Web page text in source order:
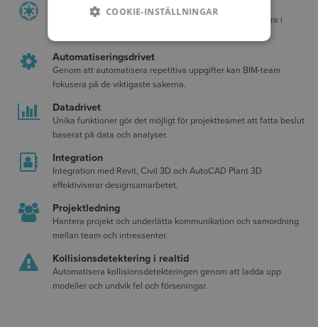
Samarbete i första hand
BIM-team arbetar synkroniserat och kan enkelt koordinera i
Automatiseringsdrivet
Genom att automatisera repetitiva uppgifter kan BIM-team
fokusera på de viktigaste sakerna.
Datadrivet
Unika funktioner gör det möjligt för projektteamet att fatta beslut
baserat på data och analyser.
Integration
Integration med Revit, Civil 3D och AutoCAD Plant 3D
effektiviserar designsamarbetet.
Projektledning
Hantera projekt och underlätta kommunikation och samordning
mellan team och intressenter.
Kollisionsdetektering i realtid
Automatisera kollisionsdetekteringen genom att ladda upp
modeller och undvik fel och förseningar.
COOKIE-INSTÄLLNINGAR